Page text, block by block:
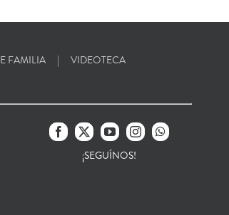
FAMILIA VIDEOTECA
¡SEGUÍNOS!